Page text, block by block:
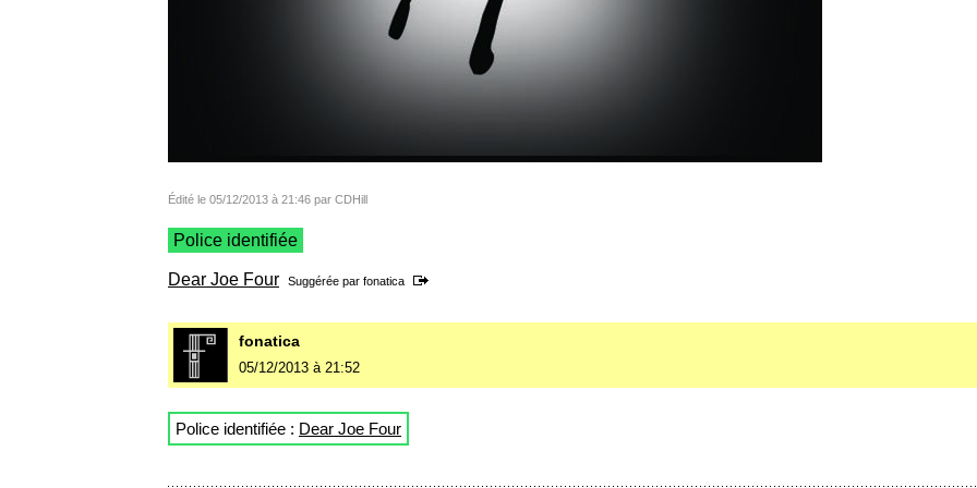
Édité le 05/12/2013 à 21:46 par CDHill
Police identifiée
Dear Joe Four Suggérée par fonatica
fonatica
05/12/2013 à 21:52
Police identifiée : Dear Joe Four